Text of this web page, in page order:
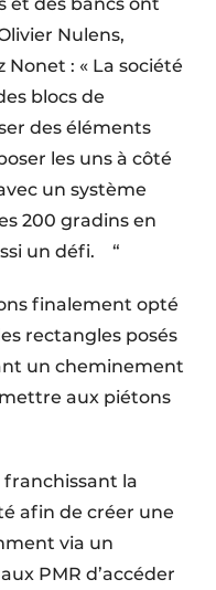
et des bancs ont
Nulens,
: « La société
blocs de
des éléments
les uns à côté
un système
200 gradins en
un défi. “
finalement opté
rectangles posés
un cheminement
aux piétons
franchissant la
afin de créer une
via un
PMR d’accéder